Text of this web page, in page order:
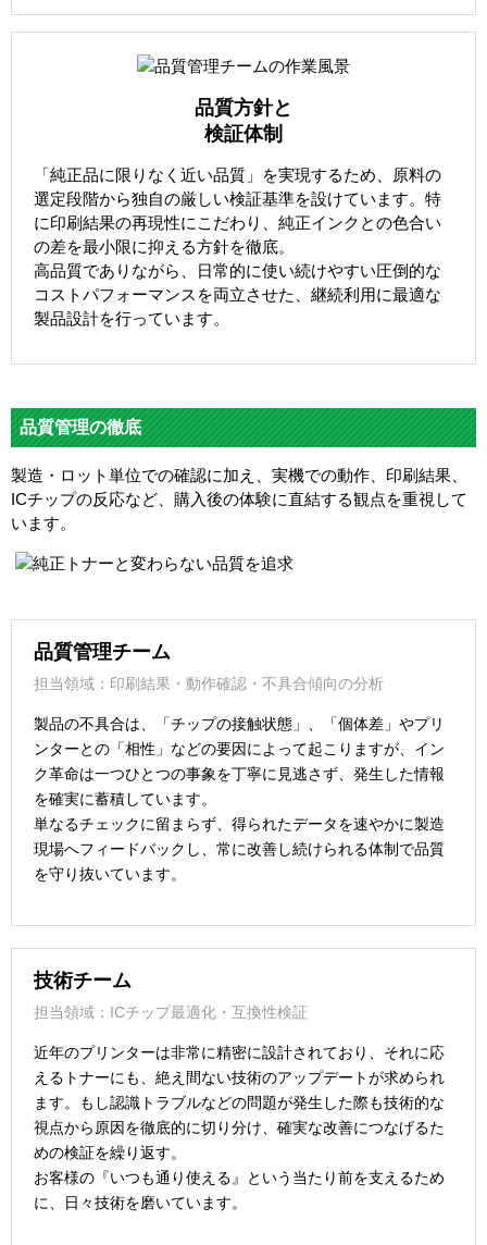
品質方針と
検証体制
「純正品に限りなく近い品質」を実現するため、原料の
選定段階から独自の厳しい検証基準を設けています。特
に印刷結果の再現性にこだわり、純正インクとの色合い
の差を最小限に抑える方針を徹底。
高品質でありながら、日常的に使い続けやすい圧倒的な
コストパフォーマンスを両立させた、継続利用に最適な
製品設計を行っています。
品質管理の徹底
製造・ロット単位での確認に加え、実機での動作、印刷結果、
ICチップの反応など、購入後の体験に直結する観点を重視して
います。
品質管理チーム
担当領域：印刷結果・動作確認・不具合傾向の分析
製品の不具合は、「チップの接触状態」、「個体差」やプリ
ンターとの「相性」などの要因によって起こりますが、イン
ク革命は一つひとつの事象を丁寧に見逃さず、発生した情報
を確実に蓄積しています。
単なるチェックに留まらず、得られたデータを速やかに製造
現場へフィードバックし、常に改善し続けられる体制で品質
を守り抜いています。
技術チーム
担当領域：ICチップ最適化・互換性検証
近年のプリンターは非常に精密に設計されており、それに応
えるトナーにも、絶え間ない技術のアップデートが求められ
ます。もし認識トラブルなどの問題が発生した際も技術的な
視点から原因を徹底的に切り分け、確実な改善につなげるた
めの検証を繰り返す。
お客様の『いつも通り使える』という当たり前を支えるため
に、日々技術を磨いています。